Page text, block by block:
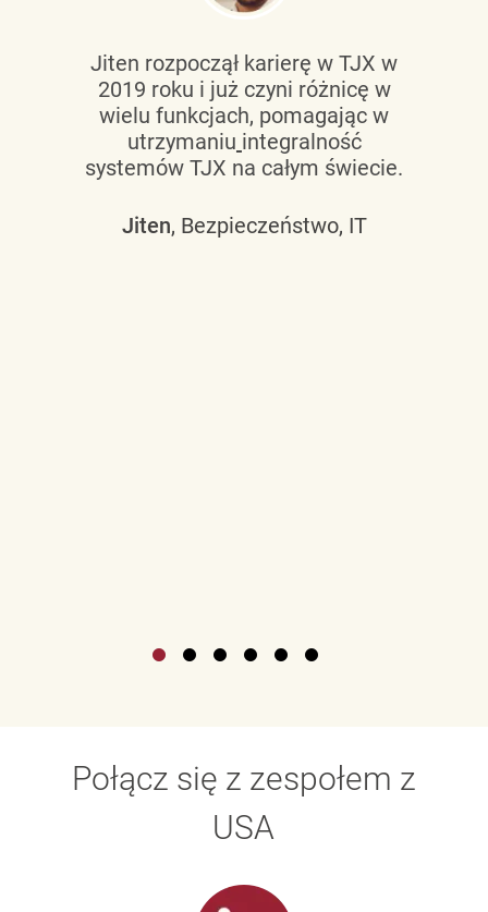
Jiten rozpoczął karierę w TJX w
2019 roku i już czyni różnicę w
wielu funkcjach, pomagając w
utrzymaniu integralność
systemów TJX na całym świecie.
Jiten, Bezpieczeństwo, IT
Połącz się z zespołem z
USA